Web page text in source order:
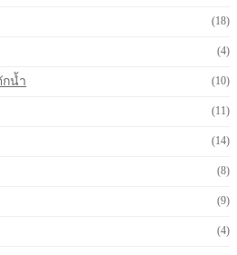
(18)
(4)
น้ำ (10)
(11)
(14)
(8)
(9)
(4)